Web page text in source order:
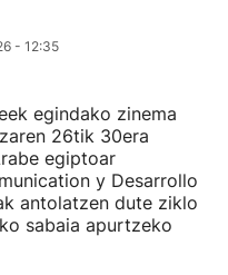
- 12:35
egindako zinema
26tik 30era
egiptoar
y Desarrollo
antolatzen dute ziklo
sabaia apurtzeko